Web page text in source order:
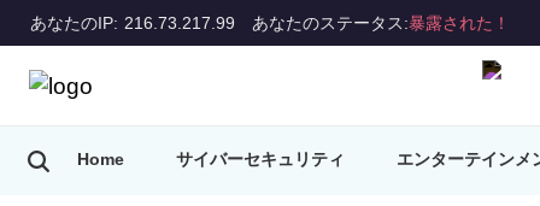
あなたのIP: 216.73.217.99 あなたのステータス:暴露された！
Home サイバーセキュリティ エンターテインメ